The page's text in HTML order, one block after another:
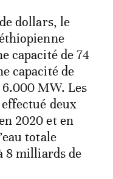
dollars, le
capacité de 74
capacité de
MW. Les
deux
2020 et en
totale
8 milliards de